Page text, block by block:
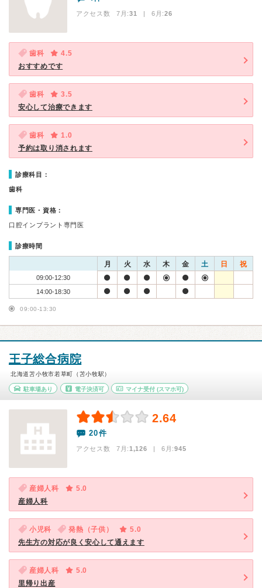
アクセス数 7月:31 | 6月:26
歯科
4.5
おすすめです
歯科
3.5
安心して治療できます
歯科
1.0
予約は取り消されます
診療科目：
歯科
専門医・資格：
口腔インプラント専門医
診療時間
月 火 水 木 金 土 日 祝
09:00-12:30
14:00-18:30
09:00-13:30
王子総合病院
北海道苫小牧市若草町（苫小牧駅）
駐車場あり 電子決済可 マイナ受付 (スマホ可)
2.64
20件
アクセス数 7月:1,126 | 6月:945
産婦人科
5.0
産婦人科
小児科 発熱（子供）
5.0
先生方の対応が良く安心して通えます
産婦人科
5.0
里帰り出産